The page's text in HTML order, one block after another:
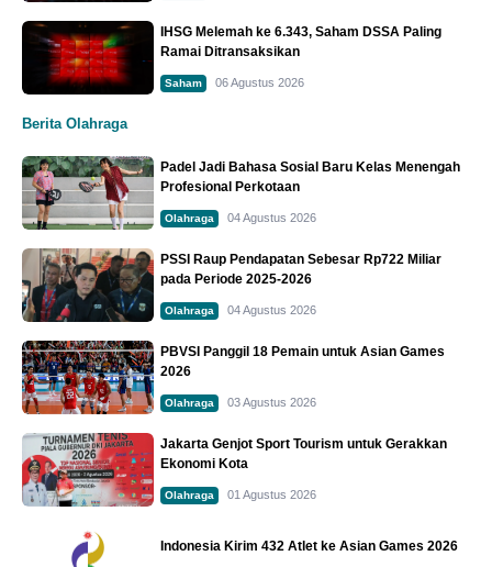
IHSG Melemah ke 6.343, Saham DSSA Paling
Ramai Ditransaksikan
Saham 06 Agustus 2026
Berita Olahraga
Padel Jadi Bahasa Sosial Baru Kelas Menengah
Profesional Perkotaan
Olahraga 04 Agustus 2026
PSSI Raup Pendapatan Sebesar Rp722 Miliar
pada Periode 2025-2026
Olahraga 04 Agustus 2026
PBVSI Panggil 18 Pemain untuk Asian Games
2026
Olahraga 03 Agustus 2026
Jakarta Genjot Sport Tourism untuk Gerakkan
Ekonomi Kota
Olahraga 01 Agustus 2026
Indonesia Kirim 432 Atlet ke Asian Games 2026